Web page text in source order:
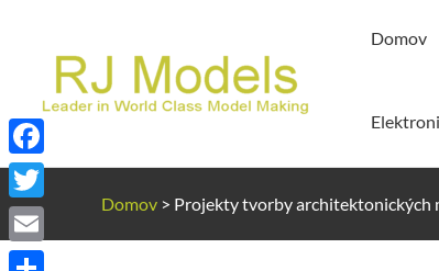
Domov
Domov > Projekty tvorby architektonických
Facebook
Twitter
Email